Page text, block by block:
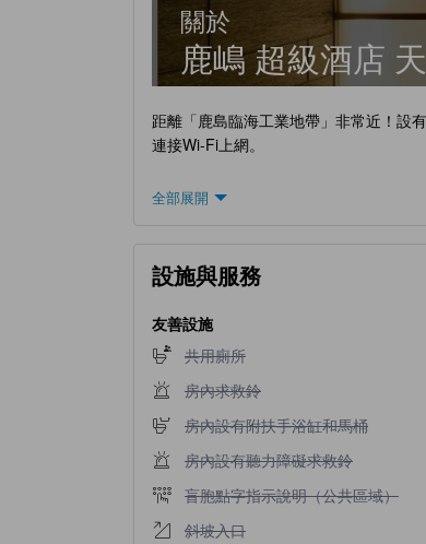
關於
鹿嶋 超級酒店
距離「鹿島臨海工業地帶」非常近！設
連接Wi-Fi上網。
全部展開
設施與服務
友善設施
不提供共用廁所
共用廁所
不提供房內求救鈴
房內求救鈴
不提供房內設有附扶手浴缸和馬桶
房內設有附扶手浴缸和馬桶
不提供房內設有聽力障礙求救鈴
房內設有聽力障礙求救鈴
不提供盲胞點字指示說明（公共區域）
盲胞點字指示說明（公共區域）
不提供斜坡入口
斜坡入口